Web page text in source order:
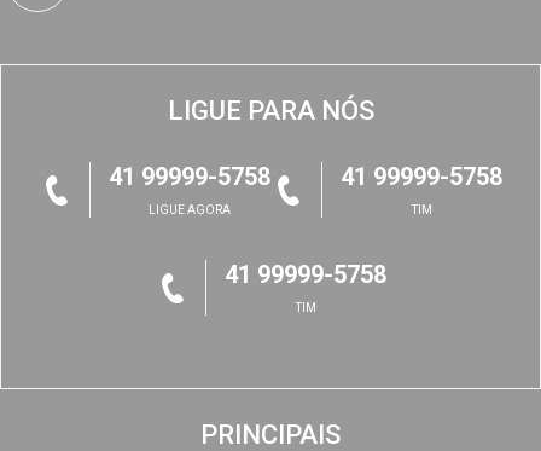
LIGUE PARA NÓS
41 99999-5758
LIGUE AGORA
41 99999-5758
TIM
41 99999-5758
TIM
PRINCIPAIS